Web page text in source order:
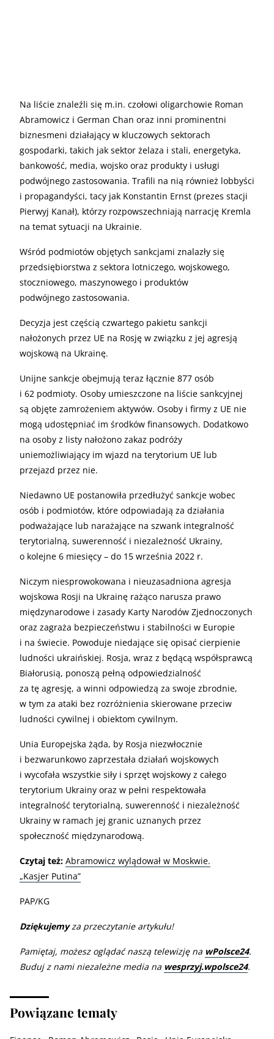
Na liście znaleźli się m.in. czołowi oligarchowie Roman
Abramowicz i German Chan oraz inni prominentni
biznesmeni działający w kluczowych sektorach
gospodarki, takich jak sektor żelaza i stali, energetyka,
bankowość, media, wojsko oraz produkty i usługi
podwójnego zastosowania. Trafili na nią również lobbyści
i propagandyści, tacy jak Konstantin Ernst (prezes stacji
Pierwyj Kanał), którzy rozpowszechniają narrację Kremla
na temat sytuacji na Ukrainie.
Wśród podmiotów objętych sankcjami znalazły się
przedsiębiorstwa z sektora lotniczego, wojskowego,
stoczniowego, maszynowego i produktów
podwójnego zastosowania.
Decyzja jest częścią czwartego pakietu sankcji
nałożonych przez UE na Rosję w związku z jej agresją
wojskową na Ukrainę.
Unijne sankcje obejmują teraz łącznie 877 osób
i 62 podmioty. Osoby umieszczone na liście sankcyjnej
są objęte zamrożeniem aktywów. Osoby i firmy z UE nie
mogą udostępniać im środków finansowych. Dodatkowo
na osoby z listy nałożono zakaz podróży
uniemożliwiający im wjazd na terytorium UE lub
przejazd przez nie.
Niedawno UE postanowiła przedłużyć sankcje wobec
osób i podmiotów, które odpowiadają za działania
podważające lub narażające na szwank integralność
terytorialną, suwerenność i niezależność Ukrainy,
o kolejne 6 miesięcy – do 15 września 2022 r.
Niczym niesprowokowana i nieuzasadniona agresja
wojskowa Rosji na Ukrainę rażąco narusza prawo
międzynarodowe i zasady Karty Narodów Zjednoczonych
oraz zagraża bezpieczeństwu i stabilności w Europie
i na świecie. Powoduje niedające się opisać cierpienie
ludności ukraińskiej. Rosja, wraz z będącą współsprawcą
Białorusią, ponoszą pełną odpowiedzialność
za tę agresję, a winni odpowiedzą za swoje zbrodnie,
w tym za ataki bez rozróżnienia skierowane przeciw
ludności cywilnej i obiektom cywilnym.
Unia Europejska żąda, by Rosja niezwłocznie
i bezwarunkowo zaprzestała działań wojskowych
i wycofała wszystkie siły i sprzęt wojskowy z całego
terytorium Ukrainy oraz w pełni respektowała
integralność terytorialną, suwerenność i niezależność
Ukrainy w ramach jej granic uznanych przez
społeczność międzynarodową.
Czytaj też: Abramowicz wylądował w Moskwie.
„Kasjer Putina”
PAP/KG
Dziękujemyza przeczytanie artykułu!
Pamiętaj, możesz oglądać naszą telewizję na wPolsce24.
Buduj z nami niezależne media na wesprzyj.wpolsce24.
Powiązane tematy